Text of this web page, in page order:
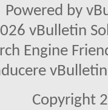
Powered by
vBulletin
Engine
Copyright